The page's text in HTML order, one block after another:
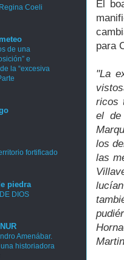
El
para
"La
ricos
el de
los
las
Coeli
de una
e
la “excesiva
fortificado
piedra
DIOS
Amenábar.
historiadora